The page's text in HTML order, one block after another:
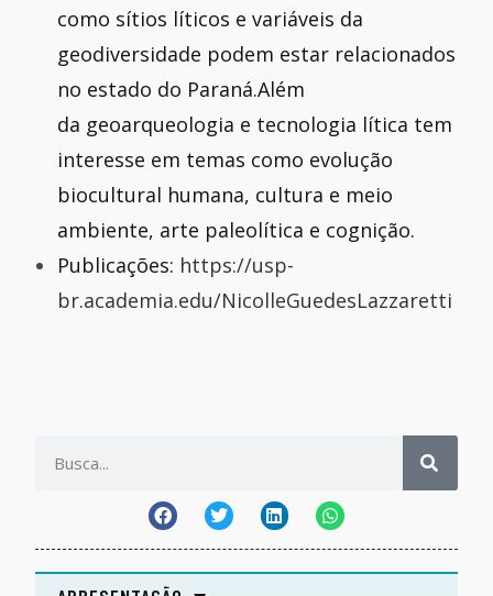
como sítios líticos e variáveis da
geodiversidade podem estar relacionados
no estado do Paraná.Além
da geoarqueologia e tecnologia lítica tem
interesse em temas como evolução
biocultural humana, cultura e meio
ambiente, arte paleolítica e cognição.
Publicações: https://usp-
br.academia.edu/NicolleGuedesLazzaretti